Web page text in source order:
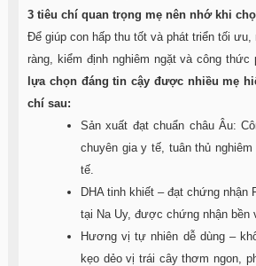
3 tiêu chí quan trọng mẹ nên nhớ khi
Để giúp con hấp thu tốt và phát triển tối
ràng, kiểm định nghiêm ngặt và công thức
lựa chọn đáng tin cậy được nhiều mẹ
chí sau:
Sản xuất đạt chuẩn châu Âu:
chuyên gia y tế, tuân thủ
tế.
DHA tinh khiết – đạt chứng nhận
tại Na Uy, được chứng nhận bền
Hương vị tự nhiên dễ dùng –
kẹo dẻo vị trái cây thơm ngon,